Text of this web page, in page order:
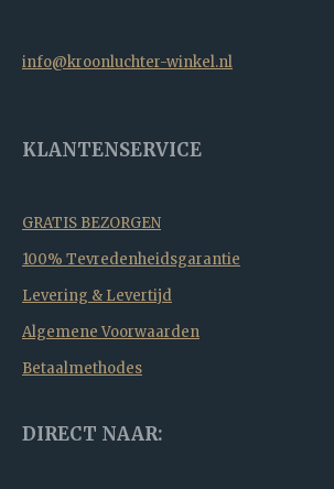
info@kroonluchter-winkel.nl
KLANTENSERVICE
GRATIS BEZORGEN
100% Tevredenheidsgarantie
Levering & Levertijd
Algemene Voorwaarden
Betaalmethodes
DIRECT NAAR: